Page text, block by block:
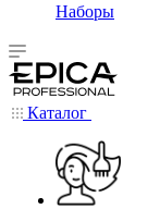
Наборы
Каталог